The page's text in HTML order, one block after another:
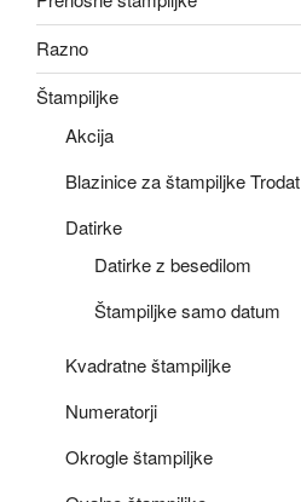
Razno
Štampiljke
Akcija
Blazinice za štampiljke Trodat
Datirke
Datirke z besedilom
Štampiljke samo datum
Kvadratne štampiljke
Numeratorji
Okrogle štampiljke